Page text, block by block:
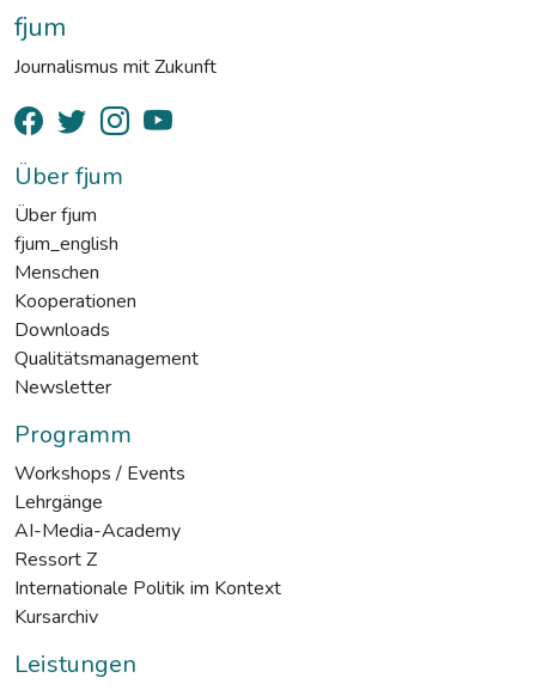
fjum
Journalismus mit Zukunft
Über fjum
Über fjum
fjum_english
Menschen
Kooperationen
Downloads
Qualitätsmanagement
Newsletter
Programm
Workshops / Events
Lehrgänge
AI-Media-Academy
Ressort Z
Internationale Politik im Kontext
Kursarchiv
Leistungen